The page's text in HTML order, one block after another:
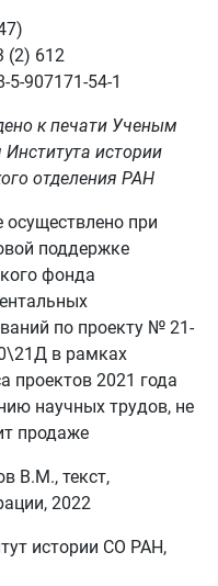
(2) 612
5-907171-54-1
к печати Ученым
истории
отделения РАН
осуществлено при
поддержке
фонда
по проекту № 21-
в рамках
проектов 2021 года
научных трудов, не
продаже
В.М., текст,
2022
истории СО РАН,